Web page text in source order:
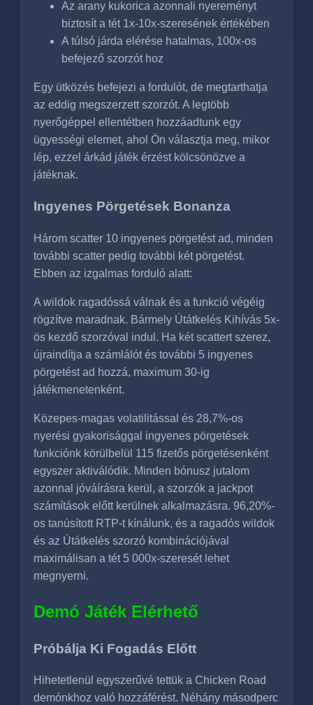
Az arany kukorica azonnali nyereményt
biztosít a tét 1x-10x-szeresének értékében
A túlsó járda elérése hatalmas, 100x-os
befejező szorzót hoz
Egy ütközés befejezi a fordulót, de megtarthatja
az eddig megszerzett szorzót. A legtöbb
nyerőgéppel ellentétben hozzáadtunk egy
ügyességi elemet, ahol Ön választja meg, mikor
lép, ezzel árkád játék érzést kölcsönözve a
játéknak.
Ingyenes Pörgetések Bonanza
Három scatter 10 ingyenes pörgetést ad, minden
további scatter pedig további két pörgetést.
Ebben az izgalmas forduló alatt:
A wildok ragadóssá válnak és a funkció végéig
rögzítve maradnak. Bármely Útátkelés Kihívás 5x-
ös kezdő szorzóval indul. Ha két scattert szerez,
újraindítja a számlálót és további 5 ingyenes
pörgetést ad hozzá, maximum 30-ig
játékmenetenként.
Közepes-magas volatilitással és 28,7%-os
nyerési gyakorisággal ingyenes pörgetések
funkciónk körülbelül 115 fizetős pörgetésenként
egyszer aktiválódik. Minden bónusz jutalom
azonnal jóváírásra kerül, a szorzók a jackpot
számítások előtt kerülnek alkalmazásra. 96,20%-
os tanúsított RTP-t kínálunk, és a ragadós wildok
és az Útátkelés szorzó kombinációjával
maximálisan a tét 5 000x-szeresét lehet
megnyerni.
Demó Játék Elérhető
Próbálja Ki Fogadás Előtt
Hihetetlenül egyszerűvé tettük a Chicken Road
demónkhoz való hozzáférést. Néhány másodperc